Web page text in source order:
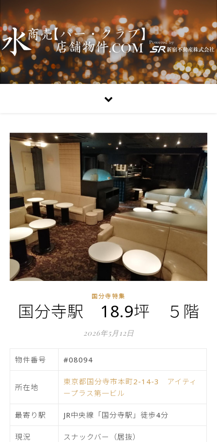
国分寺特集
国分寺駅 18.9坪 ５階
2026年5月12日
物件番号 #08094
所在地
東京都国分寺市本町2-14-3 アイティ
ープラス第一ビル
最寄り駅 JR中央線「国分寺駅」徒歩4分
現況 スナックバー（居抜）